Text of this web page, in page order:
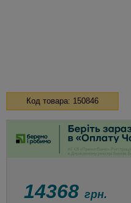
Код товара: 150846
14368 грн.